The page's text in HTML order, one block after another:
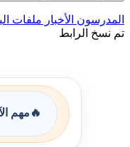
المدرسون الأخبار ملفات
تم نسخ الرابط
🔥 مهم